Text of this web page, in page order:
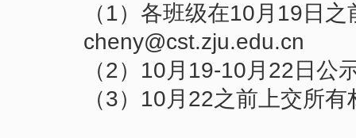
（1）各班级在10月19日
cheny@cst.zju.edu.cn
（2）10月19-10月22日公
（3）10月22之前上交所